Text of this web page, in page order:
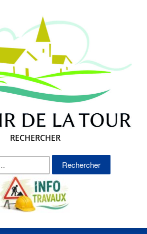
RECHERCHER
Rechercher :